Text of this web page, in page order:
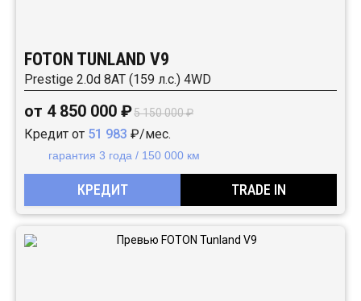
FOTON TUNLAND V9
Prestige 2.0d 8AT (159 л.с.) 4WD
от 4 850 000 ₽5 150 000 ₽
Кредит от 51 983 ₽/мес.
гарантия 3 года / 150 000 км
КРЕДИТ TRADE IN